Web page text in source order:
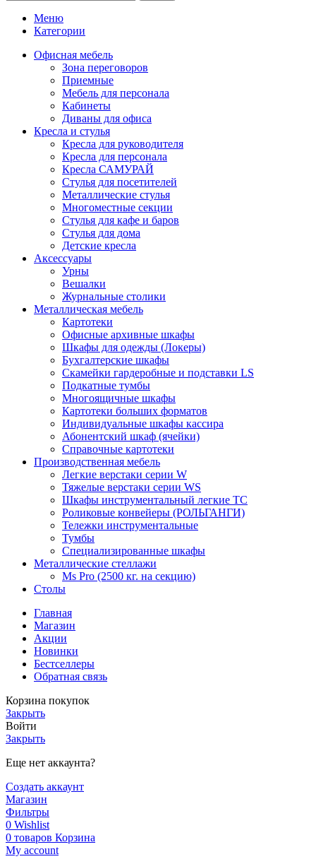
Меню
Категории
Офисная мебель
Зона переговоров
Приемные
Мебель для персонала
Кабинеты
Диваны для офиса
Кресла и стулья
Кресла для руководителя
Кресла для персонала
Кресла САМУРАЙ
Стулья для посетителей
Металлические стулья
Многоместные секции
Стулья для кафе и баров
Стулья для дома
Детские кресла
Аксессуары
Урны
Вешалки
Журнальные столики
Металлическая мебель
Картотеки
Офисные архивные шкафы
Шкафы для одежды (Локеры)
Бухгалтерские шкафы
Скамейки гардеробные и подставки LS
Подкатные тумбы
Многоящичные шкафы
Картотеки больших форматов
Индивидуальные шкафы кассира
Абонентский шкаф (ячейки)
Справочные картотеки
Производственная мебель
Легкие верстаки серии W
Тяжелые верстаки серии WS
Шкафы инструментальный легкие ТС
Роликовые конвейеры (РОЛЬГАНГИ)
Тележки инструментальные
Тумбы
Специализированные шкафы
Металлические стеллажи
Ms Pro (2500 кг. на секцию)
Столы
Главная
Магазин
Акции
Новинки
Бестселлеры
Обратная связь
Корзина покупок
Закрыть
Войти
Закрыть
Еще нет аккаунта?
Создать аккаунт
Магазин
Фильтры
0 Wishlist
0 товаров Корзина
My account